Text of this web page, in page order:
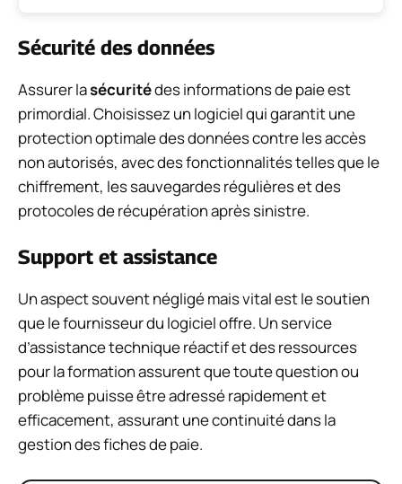
Sécurité des données
Assurer lasécuritédes informations de paie est
primordial. Choisissez un logiciel qui garantit une
protection optimale des données contre les accès
non autorisés, avec des fonctionnalités telles que le
chiffrement, les sauvegardes régulières et des
protocoles de récupération après sinistre.
Support et assistance
Un aspect souvent négligé mais vital est le soutien
que le fournisseur du logiciel offre. Un service
d’assistance technique réactif et des ressources
pour la formation assurent que toute question ou
problème puisse être adressé rapidement et
efficacement, assurant une continuité dans la
gestion des fiches de paie.